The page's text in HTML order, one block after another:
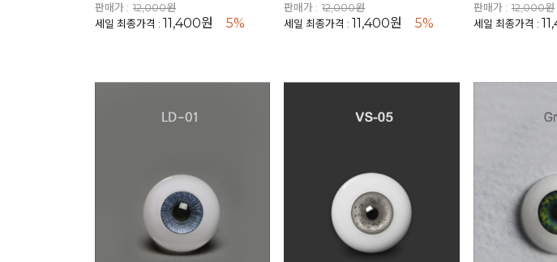
판매가 : 12,000원
세일 최종가격 : 11,400원 5%
판매가 : 12,000원
세일 최종가격 : 11,400원 5%
판매가 : 12,000원
세일 최종가격 :